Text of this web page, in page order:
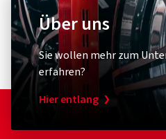
Über uns
Sie wollen mehr zum
erfahren?
Hier entlang